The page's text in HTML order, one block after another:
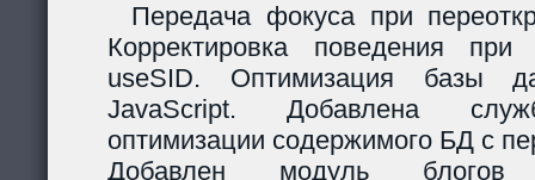
Передача фокуса при
Корректировка поведения
useSID. Оптимизация базы
JavaScript. Добавлена
оптимизации содержимого БД с
Добавлен модуль